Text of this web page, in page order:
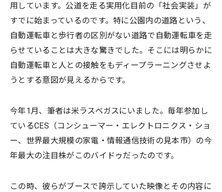
用しています。公道を走る実用化目前の「社会実装」が
すでに始まっているのです。特に公園内の道路という、
自動運転車と歩行者の区別がない道路で自動運転車を走
らせていることは大きな驚きでした。そこには明らかに
自動運転車と人との接触をもディープラーニングさせよ
うとする意図が見えるからです。
今年1月、筆者は米ラスベガスにいました。毎年参加し
ているCES（コンシューマー・エレクトロニクス・ショ
ー、世界最大規模の家電・情報通信技術の見本市）の今
年最大の注目株がこのバイドゥだったのです。
この時、彼らがブースで誇示していた映像とその内容に